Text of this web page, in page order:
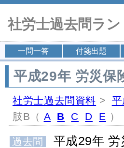
社労士過去問ラン
一問一答 付箋出題
平成29年 労災保
社労士過去問資料 >
肢B（ A B C D E ）
過去問 平成29年